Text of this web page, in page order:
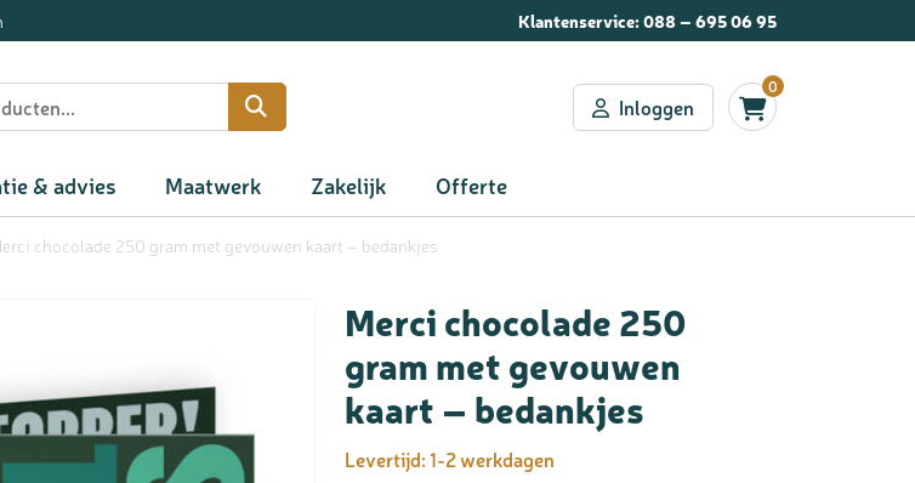
Klantenservice:088 – 695 06 95
Inloggen
0
& advies Maatwerk Zakelijk Offerte
chocolade 250 gram met gevouwen kaart – bedankjes
Merci chocolade 250
gram met gevouwen
kaart – bedankjes
Levertijd:1-2 werkdagen